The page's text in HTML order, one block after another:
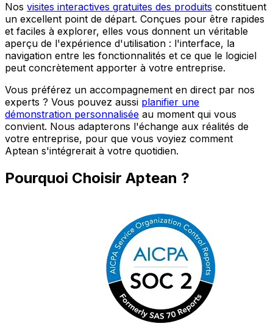
Nos visites interactives gratuites des produits constituent
un excellent point de départ. Conçues pour être rapides
et faciles à explorer, elles vous donnent un véritable
aperçu de l'expérience d'utilisation : l'interface, la
navigation entre les fonctionnalités et ce que le logiciel
peut concrètement apporter à votre entreprise.
Vous préférez un accompagnement en direct par nos
experts ? Vous pouvez aussi planifier une
démonstration personnalisée au moment qui vous
convient. Nous adapterons l'échange aux réalités de
votre entreprise, pour que vous voyiez comment
Aptean s'intégrerait à votre quotidien.
Pourquoi Choisir Aptean ?